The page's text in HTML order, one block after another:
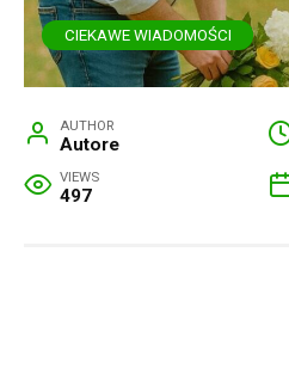
CIEKAWE WIADOMOŚCI
AUTHOR
Autore
VIEWS
497